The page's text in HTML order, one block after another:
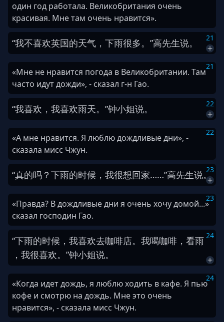
один год работала. Великобритания очень
красивая. Мне там очень нравится».
21
“我不喜欢英国的天气 ， 下雨很多。 ”高先生说。
21
«Мне не нравится погода в Великобритании. Там
часто идут дожди», - сказал г-н Гао.
22
“我喜欢 ， 我喜欢雨天。 ”钟小姐说。
22
«А мне нравится. Я люблю дождливые дни», -
сказала мисс Чжун.
23
“真的吗 ？ 下雨的时候 ， 我很想回家……”高先生说。
23
«Правда? В дождливые дни я очень хочу домой...»
сказал господин Гао.
24
“下雨的时候 ， 我喜欢去咖啡店。 我喝咖啡 ， 看雨
， 我很喜欢。 ”钟小姐说。
24
«Когда идет дождь, я люблю ходить в кафе. Я пью
кофе и смотрю на дождь. Мне это очень
нравится», - сказала мисс Чжун.